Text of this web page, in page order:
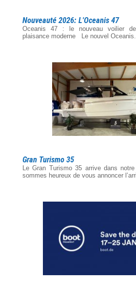
Nouveauté 2026: L'Oceanis 47
Oceanis 47 : le nouveau voilier
plaisance moderne Le nouvel Oceanis...
Gran Turismo 35
Le Gran Turismo 35 arrive dans
sommes heureux de vous annoncer